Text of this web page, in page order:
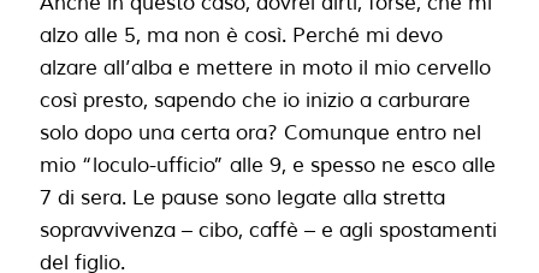
alzo alle 5, ma non è così. Perché mi devo
alzare all’alba e mettere in moto il mio cervello
così presto, sapendo che io inizio a carburare
solo dopo una certa ora? Comunque entro nel
mio “loculo-ufficio” alle 9, e spesso ne esco alle
7 di sera. Le pause sono legate alla stretta
sopravvivenza – cibo, caffè – e agli spostamenti
del figlio.